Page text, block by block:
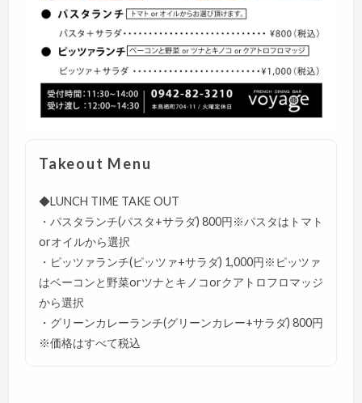
Takeout Menu
◆LUNCH TIME TAKE OUT
・パスタランチ(パスタ+サラダ) 800円※パスタはトマト
orオイルから選択
・ピッツァランチ(ピッツァ+サラダ) 1,000円※ピッツァ
はベーコンと野菜orツナとキノコorクアトロフロマッジ
から選択
・グリーンカレーランチ(グリーンカレー+サラダ) 800円
※価格はすべて税込